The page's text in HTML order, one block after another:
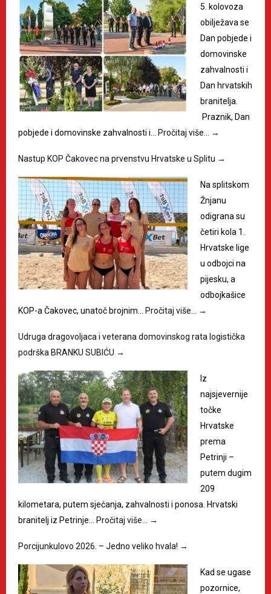
5. kolovoza
obilježava se
Dan pobjede i
domovinske
zahvalnosti i
Dan hrvatskih
branitelja.
Praznik, Dan
pobjede i domovinske zahvalnosti i…
Pročitaj više… →
Nastup KOP Čakovec na prvenstvu Hrvatske u Splitu →
Na splitskom
Žnjanu
odigrana su
četiri kola 1.
Hrvatske lige
u odbojci na
pijesku, a
odbojkašice
KOP-a Čakovec, unatoč brojnim…
Pročitaj više… →
Udruga dragovoljaca i veterana domovinskog rata logistička
podrška BRANKU SUBIĆU →
Iz
najsjevernije
točke
Hrvatske
prema
Petrinji –
putem dugim
209
kilometara, putem sjećanja, zahvalnosti i ponosa. Hrvatski
branitelj iz Petrinje…
Pročitaj više… →
Porcijunkulovo 2026. – Jedno veliko hvala! →
Kad se ugase
pozornice,